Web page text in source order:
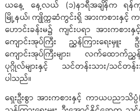
ယနေ့ နေ့လယ် (၁)နာရီအချိန်က ရန်ကု
မြို့နယ်၊ ကျိုက္ကဆံကွင်းရှိ အားကစားနှင့်
ဟောင်းခန်းမ၌ ကျင်းပရာ အားကစာ
ကျောင်းအုပ်ကြီး ညွှန်ကြားရေးမှူး
ကျောင်းအုပ်ကြီးများ၊ လက်ထောက်ညွှန်က
ပုဂ္ဂိုလ်များနှင့် သင်တန်းသား/သင်တ
ပါသည်။
ရှေးဦးစွာ အားကစားနှင့် ကာယပညာသိပ္